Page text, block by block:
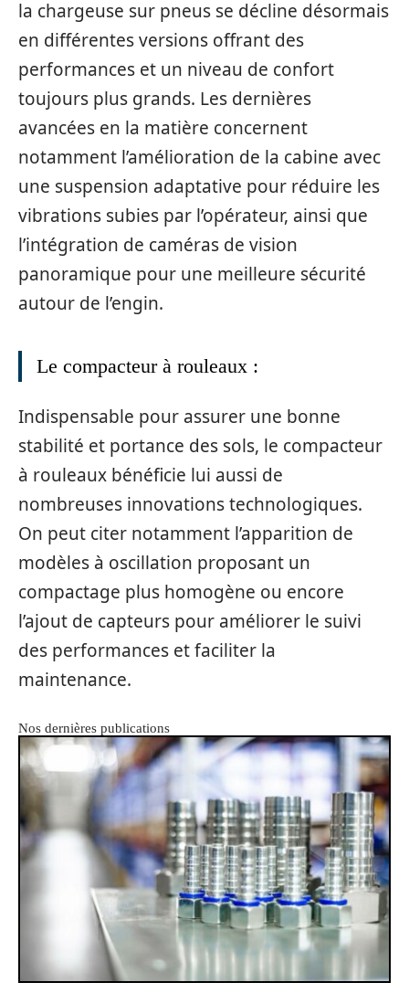
la chargeuse sur pneus se décline désormais
en différentes versions offrant des
performances et un niveau de confort
toujours plus grands. Les dernières
avancées en la matière concernent
notamment l’amélioration de la cabine avec
une suspension adaptative pour réduire les
vibrations subies par l’opérateur, ainsi que
l’intégration de caméras de vision
panoramique pour une meilleure sécurité
autour de l’engin.
Le compacteur à rouleaux :
Indispensable pour assurer une bonne
stabilité et portance des sols, le compacteur
à rouleaux bénéficie lui aussi de
nombreuses innovations technologiques.
On peut citer notamment l’apparition de
modèles à oscillation proposant un
compactage plus homogène ou encore
l’ajout de capteurs pour améliorer le suivi
des performances et faciliter la
maintenance.
Nos dernières publications